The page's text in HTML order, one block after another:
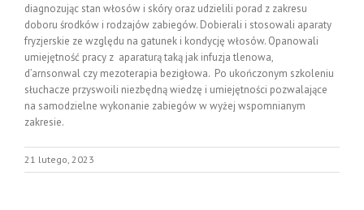
diagnozując stan włosów i skóry oraz udzielili porad z zakresu
doboru środków i rodzajów zabiegów. Dobierali i stosowali aparaty
fryzjerskie ze względu na gatunek i kondycję włosów. Opanowali
umiejętność pracy z aparaturą taką jak infuzja tlenowa,
d’arnsonwal czy mezoterapia bezigłowa. Po ukończonym szkoleniu
słuchacze przyswoili niezbędną wiedzę i umiejętności pozwalające
na samodzielne wykonanie zabiegów w wyżej wspomnianym
zakresie.
21 lutego, 2023